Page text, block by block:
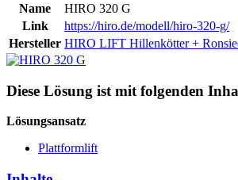
Name
HIRO 320 G
Link
https://hiro.de/modell/hiro-320-g/
Hersteller HIRO LIFT Hillenkötter +
Diese Lösung ist mit folgenden
Lösungsansatz
Plattformlift